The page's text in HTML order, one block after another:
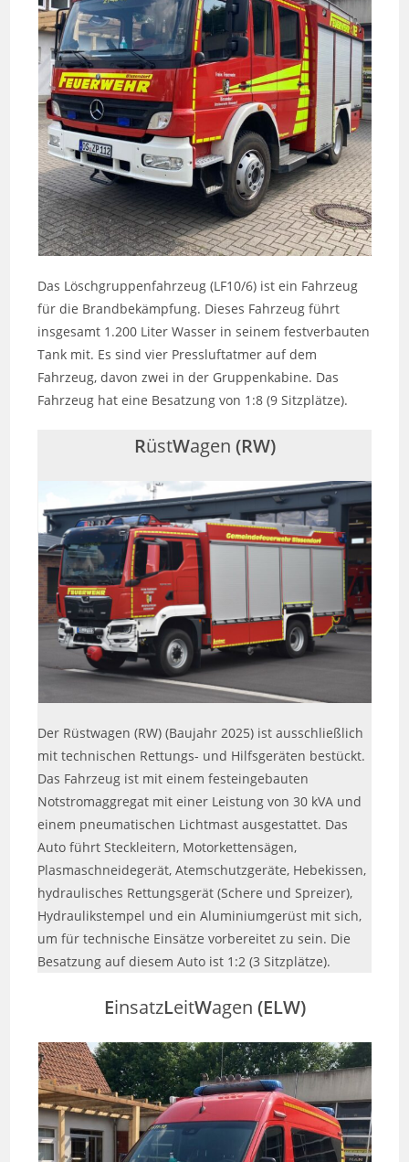
Das Löschgruppenfahrzeug (LF10/6) ist ein Fahrzeug
für die Brandbekämpfung. Dieses Fahrzeug führt
insgesamt 1.200 Liter Wasser in seinem festverbauten
Tank mit. Es sind vier Pressluftatmer auf dem
Fahrzeug, davon zwei in der Gruppenkabine. Das
Fahrzeug hat eine Besatzung von 1:8 (9 Sitzplätze).
RüstWagen (RW)
Der Rüstwagen (RW) (Baujahr 2025) ist ausschließlich
mit technischen Rettungs- und Hilfsgeräten bestückt.
Das Fahrzeug ist mit einem festeingebauten
Notstromaggregat mit einer Leistung von 30 kVA und
einem pneumatischen Lichtmast ausgestattet. Das
Auto führt Steckleitern, Motorkettensägen,
Plasmaschneidegerät, Atemschutzgeräte, Hebekissen,
hydraulisches Rettungsgerät (Schere und Spreizer),
Hydraulikstempel und ein Aluminiumgerüst mit sich,
um für technische Einsätze vorbereitet zu sein. Die
Besatzung auf diesem Auto ist 1:2 (3 Sitzplätze).
EinsatzLeitWagen (ELW)